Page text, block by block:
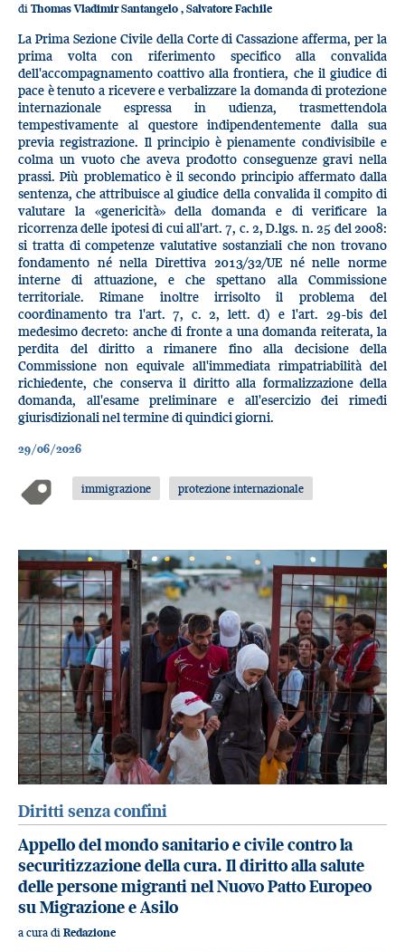
di Thomas Vladimir Santangelo , Salvatore Fachile
La Prima Sezione Civile della Corte di Cassazione afferma, per la
prima volta con riferimento specifico alla convalida
dell'accompagnamento coattivo alla frontiera, che il giudice di
pace è tenuto a ricevere e verbalizzare la domanda di protezione
internazionale espressa in udienza, trasmettendola
tempestivamente al questore indipendentemente dalla sua
previa registrazione. Il principio è pienamente condivisibile e
colma un vuoto che aveva prodotto conseguenze gravi nella
prassi. Più problematico è il secondo principio affermato dalla
sentenza, che attribuisce al giudice della convalida il compito di
valutare la «genericità» della domanda e di verificare la
ricorrenza delle ipotesi di cui all'art. 7, c. 2, D.lgs. n. 25 del 2008:
si tratta di competenze valutative sostanziali che non trovano
fondamento né nella Direttiva 2013/32/UE né nelle norme
interne di attuazione, e che spettano alla Commissione
territoriale. Rimane inoltre irrisolto il problema del
coordinamento tra l'art. 7, c. 2, lett. d) e l'art. 29-bis del
medesimo decreto: anche di fronte a una domanda reiterata, la
perdita del diritto a rimanere fino alla decisione della
Commissione non equivale all'immediata rimpatriabilità del
richiedente, che conserva il diritto alla formalizzazione della
domanda, all'esame preliminare e all'esercizio dei rimedi
giurisdizionali nel termine di quindici giorni.
29/06/2026
immigrazione protezione internazionale
Diritti senza confini
Appello del mondo sanitario e civile contro la
securitizzazione della cura. Il diritto alla salute
delle persone migranti nel Nuovo Patto Europeo
su Migrazione e Asilo
a cura di Redazione